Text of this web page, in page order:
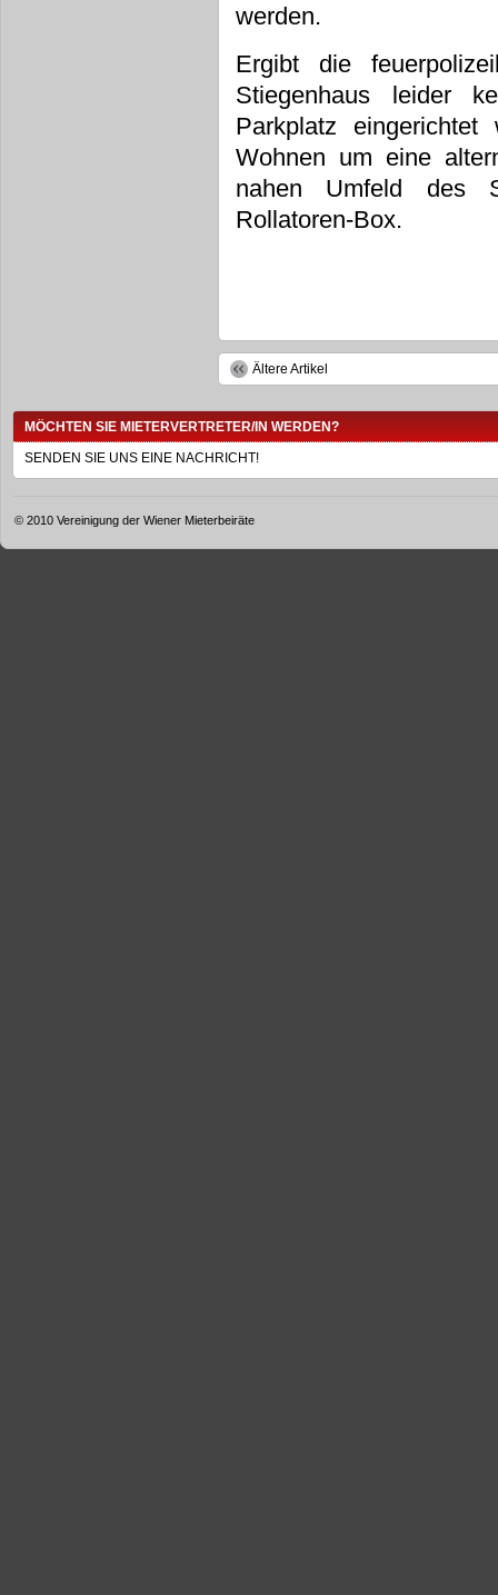
werden.
Ergibt die
Stiegenhaus leider
Parkplatz
Wohnen um eine
nahen Umfeld des
Rollatoren-Box.
Ältere Artikel
MÖCHTEN SIE MIETERVERTRETER/IN WERDEN?
SENDEN SIE UNS EINE NACHRICHT!
© 2010 Vereinigung der Wiener Mieterbeiräte